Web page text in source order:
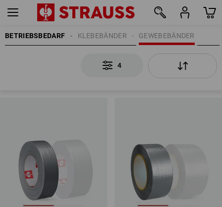
BETRIEBSBEDARF GEWEBEBÄNDER
KLEBEBÄNDER
4